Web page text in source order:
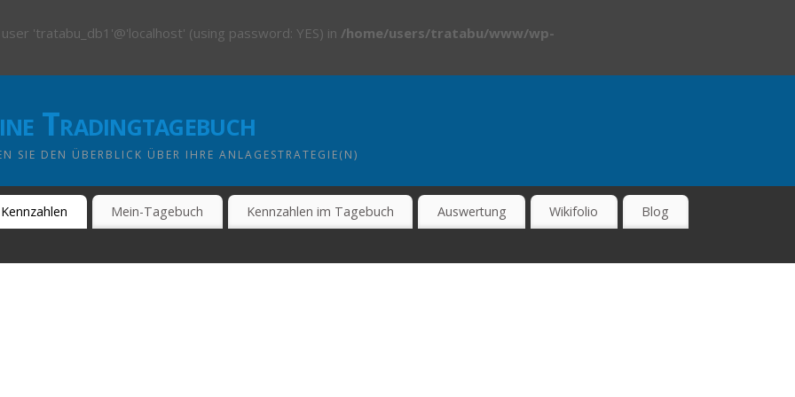
'tratabu_db1'@'localhost' (using password: YES) in /home/users/tratabu/www/wp-
Tradingtagebuch
SIE DEN ÜBERBLICK ÜBER IHRE ANLAGESTRATEGIE(N)
Kennzahlen Mein-Tagebuch Kennzahlen im Tagebuch Auswertung Wikifolio Blog